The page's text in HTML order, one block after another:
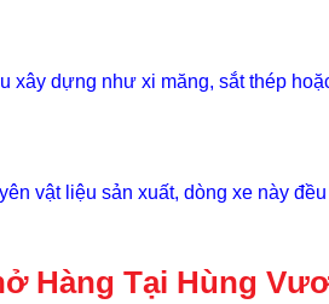
xây dựng như xi măng, sắt thép
vật liệu sản xuất, dòng xe này
Hàng Tại Hùng